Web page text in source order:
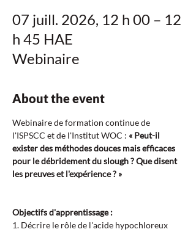
07 juill. 2026, 12 h 00 – 12
h 45 HAE
Webinaire
About the event
Webinaire de formation continue de
l'ISPSCC et de l'Institut WOC : « Peut-il
exister des méthodes douces mais efficaces
pour le débridement du slough ? Que disent
les preuves et l'expérience ? »
Objectifs d'apprentissage :
1. Décrire le rôle de l'acide hypochloreux